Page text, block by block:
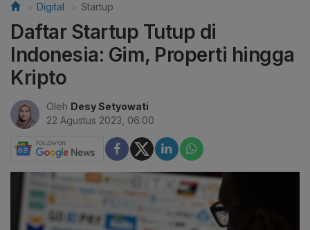
Digital Startup
Daftar Startup Tutup di
Indonesia: Gim, Properti hingga
Kripto
Oleh Desy Setyowati
22 Agustus 2023, 06:00